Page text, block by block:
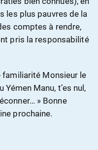
les plus pauvres de la
comptes à rendre,
pris la responsabilité
Monsieur le
Manu, t’es nul,
» Bonne
prochaine.